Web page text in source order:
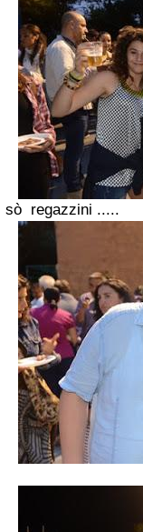
sò regazzini .....